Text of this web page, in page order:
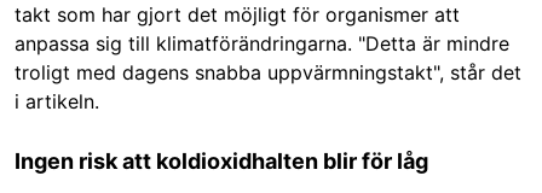
takt som har gjort det möjligt för organismer att
anpassa sig till klimatförändringarna. "Detta är mindre
troligt med dagens snabba uppvärmningstakt", står det
i artikeln.
Ingen risk att koldioxidhalten blir för låg